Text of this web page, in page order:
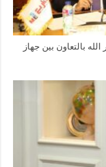
بالتعاون بين جهاز